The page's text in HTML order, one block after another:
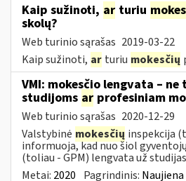
Kaip sužinoti, ar turiu
skolų?
Web turinio sąrašas 2019-03-22
Kaip sužinoti, ar turiu mokesčių
VMI: mokesčio lengvata –
studijoms ar profesiniam
Web turinio sąrašas 2020-12-29
Valstybinė mokesčių inspekcija
informuoja, kad nuo šiol
(toliau - GPM) lengvata už
Metai: 2020 Pagrindinis: Naujiena